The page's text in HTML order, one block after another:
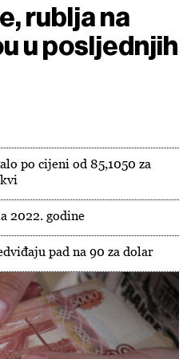
rublja na
u posljednjih
po cijeni od 85,1050 za
2022. godine
pad na 90 za dolar